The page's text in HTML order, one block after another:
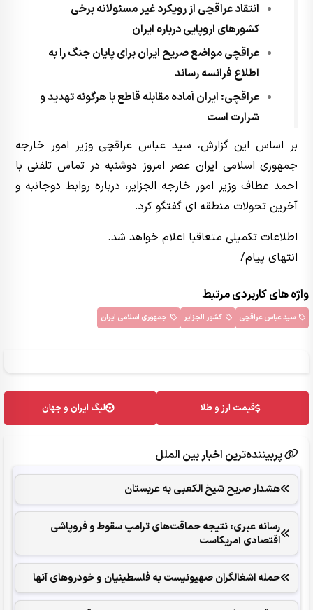
انتقاد عراقچی از رویکرد غیر مسئولانه برخی
کشورهای اروپایی درباره ایران
عراقچی مواضع صریح ایران برای پایان جنگ را به
اطلاع فرانسه رساند
عراقچی: ایران آماده مقابله قاطع با هرگونه تهدید و
شرارت است
بر اساس این گزارش، سید عباس عراقچی وزیر امور خارجه
جمهوری اسلامی ایران عصر امروز دوشنبه در تماس تلفنی با
احمد عطاف وزیر امور خارجه الجزایر، درباره روابط دوجانبه و
آخرین تحولات منطقه ای گفتگو کرد.
اطلاعات تکمیلی متعاقبا اعلام خواهد شد.
انتهای پیام/
واژه های کاربردی مرتبط
سید عباس عراقچی کشور الجزایر جمهوری اسلامی ایران
قیمت ارز و طلا لیگ ایران و جهان
پربیننده‌ترین اخبار بین الملل
هشدار صریح شیخ الکعبی به عربستان
رسانه عبری: نتیجه حماقت‌های ترامپ سقوط و فروپاشی
اقتصادی آمریکاست
حمله اشغالگران صهیونیست به فلسطینیان و خودروهای آنها